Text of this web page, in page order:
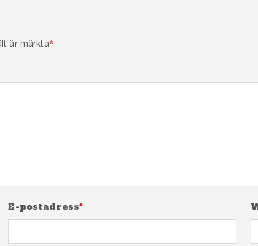
är märkta*
E-postadress*